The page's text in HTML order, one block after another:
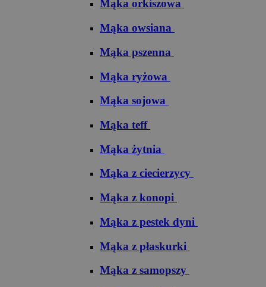
Mąka orkiszowa
Mąka owsiana
Mąka pszenna
Mąka ryżowa
Mąka sojowa
Mąka teff
Mąka żytnia
Mąka z ciecierzycy
Mąka z konopi
Mąka z pestek dyni
Mąka z płaskurki
Mąka z samopszy